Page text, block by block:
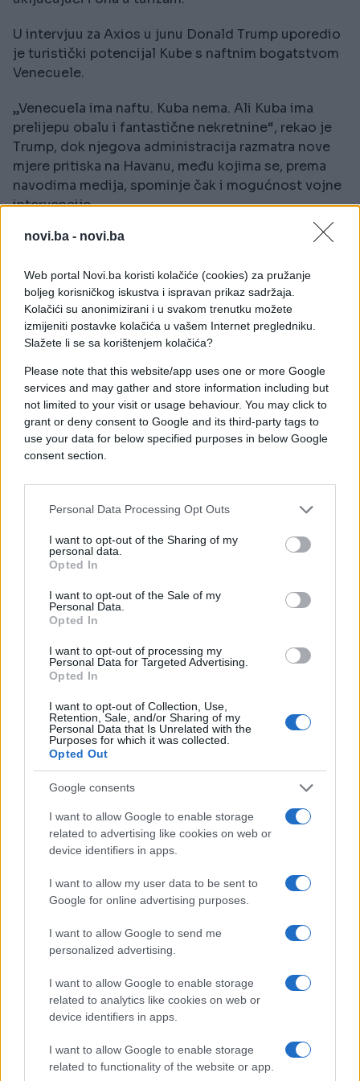
novi.ba - novi.ba
Web portal Novi.ba koristi kolačiće (cookies) za pružanje
boljeg korisničkog iskustva i ispravan prikaz sadržaja.
Kolačići su anonimizirani i u svakom trenutku možete
izmijeniti postavke kolačića u vašem Internet pregledniku.
Slažete li se sa korištenjem kolačića?
Please note that this website/app uses one or more Google
services and may gather and store information including but
not limited to your visit or usage behaviour. You may click to
grant or deny consent to Google and its third-party tags to
use your data for below specified purposes in below Google
consent section.
Personal Data Processing Opt Outs
I want to opt-out of the Sharing of my
personal data.
Opted In
I want to opt-out of the Sale of my
Personal Data.
Opted In
I want to opt-out of processing my
Personal Data for Targeted Advertising.
Opted In
I want to opt-out of Collection, Use,
Retention, Sale, and/or Sharing of my
Personal Data that Is Unrelated with the
Purposes for which it was collected.
Opted Out
Google consents
I want to allow Google to enable storage
related to advertising like cookies on web or
device identifiers in apps.
I want to allow my user data to be sent to
Google for online advertising purposes.
I want to allow Google to send me
personalized advertising.
I want to allow Google to enable storage
related to analytics like cookies on web or
device identifiers in apps.
I want to allow Google to enable storage
related to functionality of the website or app.
U intervjuu za Axios u junu Donald Trump uporedio
je turistički potencijal Kube s naftnim bogatstvom
Venecuele.
„Venecuela ima naftu. Kuba nema. Ali Kuba ima
prelijepu obalu i fantastične nekretnine“, rekao je
Trump, dok njegova administracija razmatra nove
mjere pritiska na Havanu, među kojima se, prema
navodima medija, spominje čak i mogućnost vojne
intervencije.
Putovanje na Kubu sve manje privlačno
pandemije koronavirusa, a potpuni oporavak nikada
nije uslijedio. Novi talas sankcija dodatno je
obeshrabrio potencijalne posjetioce.
Direktorica turističke agencije Cubania, Lucy Davis,
kaže da mnogi više ne žele putovati u zemlju koja
se suočava s tolikim problemima.
„Ljudi mogu prihvatiti određene neugodnosti
tokom odmora, ali odlazak na Kubu danas sve više
podsjeća na neku vrstu mračnog turizma“,
ocjenjuje ona.
Njena agencija danas se mnogo više bavi
prikupljanjem donacija hrane za lokalno
stanovništvo nego organizacijom turističkih
Kubancima koji se bore s nestašicama, a to je
ujedno postao i način da zaposleni zadrže radna
„Neprestano slušam priče o ljudima koji gladuju.
ono što je u našoj moći“, kaže Davis.
Hoteli ostali bez gostiju
Kubanske vlasti su tokom posljednje decenije
ogromna sredstva usmjeravale u izgradnju novih
razvoja zemlje. Međutim, mnogi od tih objekata
danas su gotovo prazni.
Predsjednik Miguel Díaz-Canel izjavio je u junu da
bi, u okviru ekonomskih reformi, Kubanci mogli
„Otvoreni smo za sve Kubance koji žele ulagati u
našim građanima koji žive u inostranstvu“, rekao je
predsjednik, uz napomenu da bi država i dalje
ostala vlasnik hotelskih objekata.
Ekonomista Pedro Monreal smatra da je vlada